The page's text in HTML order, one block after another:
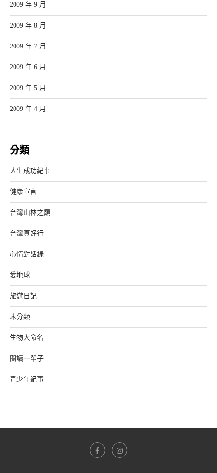
2009 年 9 月
2009 年 8 月
2009 年 7 月
2009 年 6 月
2009 年 5 月
2009 年 4 月
分類
人生成功紀事
健康宣言
台灣山林之巔
台灣真好行
心情對話錄
愛地球
旅遊日記
未分類
生物大命名
閱讀一輩子
青少年紀事